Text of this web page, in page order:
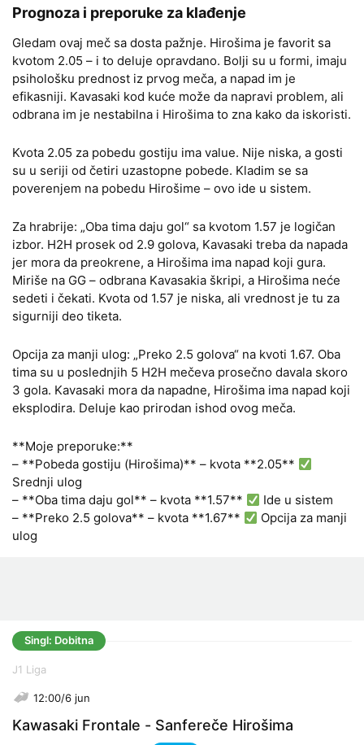
Prognoza i preporuke za klađenje
Gledam ovaj meč sa dosta pažnje. Hirošima je favorit sa
kvotom 2.05 – i to deluje opravdano. Bolji su u formi, imaju
psihološku prednost iz prvog meča, a napad im je
efikasniji. Kavasaki kod kuće može da napravi problem, ali
odbrana im je nestabilna i Hirošima to zna kako da iskoristi.
Kvota 2.05 za pobedu gostiju ima value. Nije niska, a gosti
su u seriji od četiri uzastopne pobede. Kladim se sa
poverenjem na pobedu Hirošime – ovo ide u sistem.
Za hrabrije: „Oba tima daju gol“ sa kvotom 1.57 je logičan
izbor. H2H prosek od 2.9 golova, Kavasaki treba da napada
jer mora da preokrene, a Hirošima ima napad koji gura.
Miriše na GG – odbrana Kavasakia škripi, a Hirošima neće
sedeti i čekati. Kvota od 1.57 je niska, ali vrednost je tu za
sigurniji deo tiketa.
Opcija za manji ulog: „Preko 2.5 golova“ na kvoti 1.67. Oba
tima su u poslednjih 5 H2H mečeva prosečno davala skoro
3 gola. Kavasaki mora da napadne, Hirošima ima napad koji
eksplodira. Deluje kao prirodan ishod ovog meča.
**Moje preporuke:**
– **Pobeda gostiju (Hirošima)** – kvota **2.05**
Srednji ulog
– **Oba tima daju gol** – kvota **1.57**
Ide u sistem
– **Preko 2.5 golova** – kvota **1.67**
Opcija za manji
ulog
Singl: Dobitna
J1 Liga
12:00/6 jun
Kawasaki Frontale - Sanfereče Hirošima